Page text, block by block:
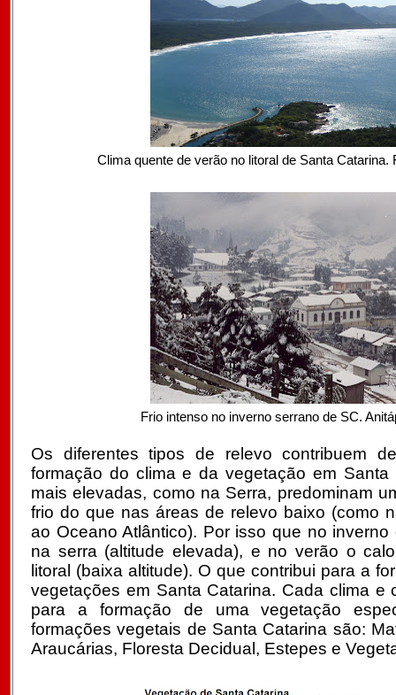
Clima quente de verão no litoral de Santa Catarina.
Frio intenso no inverno serrano de SC.
Os diferentes tipos de relevo contribuem
formação do clima e da vegetação em Santa
mais elevadas, como na Serra, predominam
frio do que nas áreas de relevo baixo (como
ao Oceano Atlântico). Por isso que no
na serra (altitude elevada), e no verão o
litoral (baixa altitude). O que contribui para a
vegetações em Santa Catarina. Cada clima e
para a formação de uma vegetação
formações vegetais de Santa Catarina são:
Araucárias, Floresta Decidual, Estepes e